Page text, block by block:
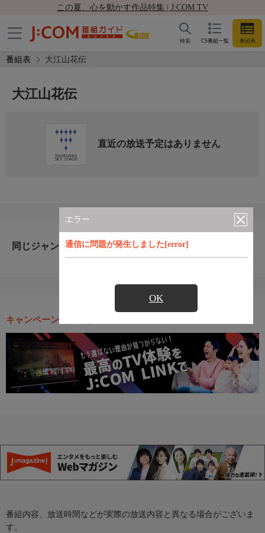
この夏、心を動かす作品特集 | J:COM TV
CS番組一覧 番組表
検索
番組表 大江山花伝
エラー
通信に問題が発生しました[error]
OK
大江山花伝
直近の放送予定はありません
同じジャンルのおすすめ番組
キャンペーン・お得な情報
番組内容、放送時間などが実際の放送内容と異なる場合がございま
す。